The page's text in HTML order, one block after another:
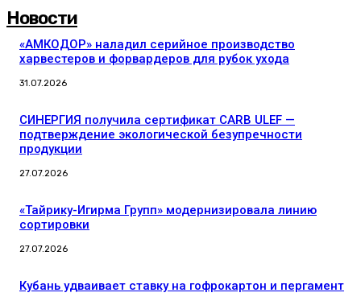
Новости
«АМКОДОР» наладил серийное производство
харвестеров и форвардеров для рубок ухода
31.07.2026
СИНЕРГИЯ получила сертификат CARB ULEF —
подтверждение экологической безупречности
продукции
27.07.2026
«Тайрику-Игирма Групп» модернизировала линию
сортировки
27.07.2026
Кубань удваивает ставку на гофрокартон и пергамент